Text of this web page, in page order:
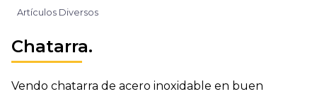
Artículos Diversos
Chatarra.
Vendo chatarra de acero inoxidable en buen